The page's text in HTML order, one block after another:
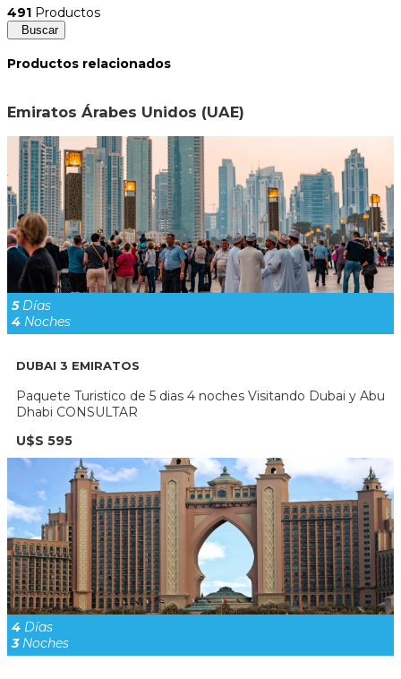
491 Productos
Buscar
Productos relacionados
Emiratos Árabes Unidos (UAE)
5Días
4 Noches
DUBAI 3 EMIRATOS
Paquete Turistico de 5 dias 4 noches Visitando Dubai y Abu
Dhabi CONSULTAR
U$S 595
4 Días
3Noches